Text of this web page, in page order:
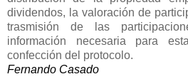
dividendos, la valoración de
trasmisión de las
información necesaria para
confección del protocolo.
Fernando Casado